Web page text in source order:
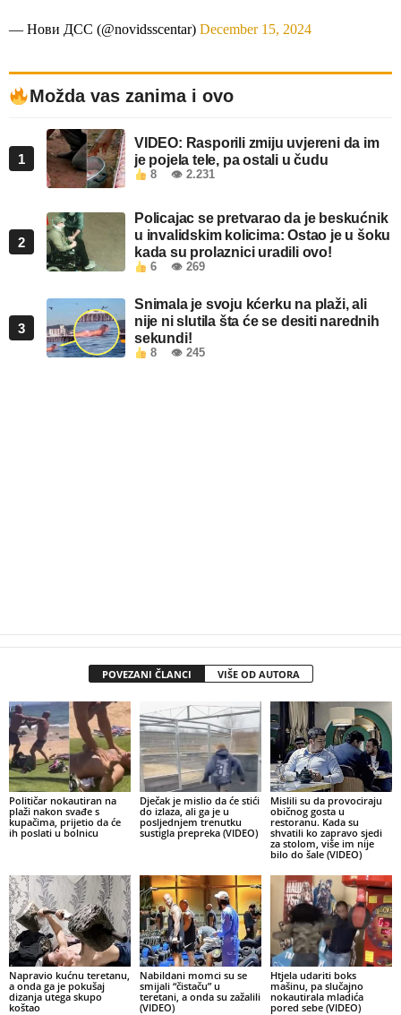
— Нови ДСС (@novidsscentar) December 15, 2024
Možda vas zanima i ovo
1
VIDEO: Rasporili zmiju uvjereni da im
je pojela tele, pa ostali u čudu
8 👁 2.231
2
Policajac se pretvarao da je beskućnik
u invalidskim kolicima: Ostao je u šoku
kada su prolaznici uradili ovo!
6 👁 269
3
Snimala je svoju kćerku na plaži, ali
nije ni slutila šta će se desiti narednih
sekundi!
8 👁 245
POVEZANI ČLANCI VIŠE OD AUTORA
Političar nokautiran na
plaži nakon svađe s
kupačima, prijetio da će
ih poslati u bolnicu
Dječak je mislio da će stići
do izlaza, ali ga je u
posljednjem trenutku
sustigla prepreka (VIDEO)
Mislili su da provociraju
običnog gosta u
restoranu. Kada su
shvatili ko zapravo sjedi
za stolom, više im nije
bilo do šale (VIDEO)
Napravio kućnu teretanu,
a onda ga je pokušaj
dizanja utega skupo
koštao
Nabildani momci su se
smijali “čistaču” u
teretani, a onda su zažalili
(VIDEO)
Htjela udariti boks
mašinu, pa slučajno
nokautirala mladića
pored sebe (VIDEO)